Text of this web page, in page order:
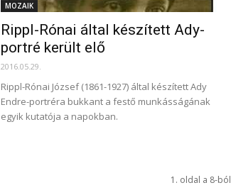
MOZAIK
Rippl-Rónai által készített Ady-
portré került elő
2016.05.29.
Rippl-Rónai József (1861-1927) által készített Ady
Endre-portréra bukkant a festő munkásságának
egyik kutatója a napokban.
1. oldal a 8-ból